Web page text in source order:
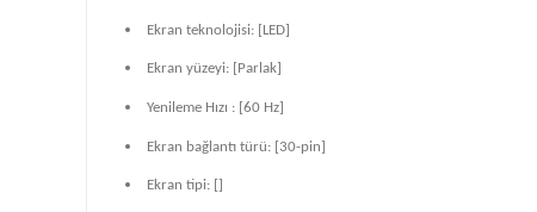
Ekran teknolojisi: [LED]
Ekran yüzeyi: [Parlak]
Yenileme Hızı : [60 Hz]
Ekran bağlantı türü: [30-pin]
Ekran tipi: []